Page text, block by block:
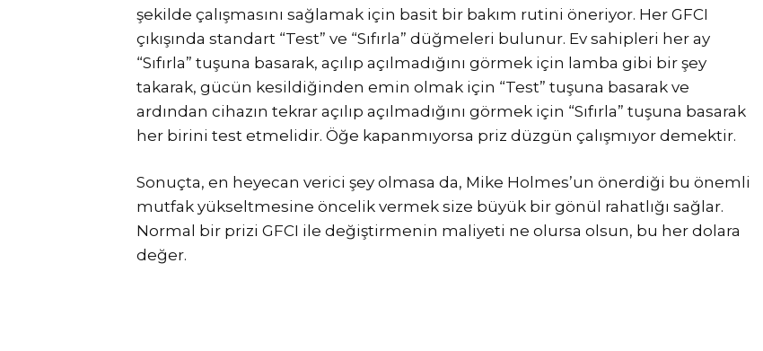
şekilde çalışmasını sağlamak için basit bir bakım rutini öneriyor. Her GFCI
çıkışında standart “Test” ve “Sıfırla” düğmeleri bulunur. Ev sahipleri her ay
“Sıfırla” tuşuna basarak, açılıp açılmadığını görmek için lamba gibi bir şey
takarak, gücün kesildiğinden emin olmak için “Test” tuşuna basarak ve
ardından cihazın tekrar açılıp açılmadığını görmek için “Sıfırla” tuşuna basarak
her birini test etmelidir. Öğe kapanmıyorsa priz düzgün çalışmıyor demektir.
Sonuçta, en heyecan verici şey olmasa da, Mike Holmes’un önerdiği bu önemli
mutfak yükseltmesine öncelik vermek size büyük bir gönül rahatlığı sağlar.
Normal bir prizi GFCI ile değiştirmenin maliyeti ne olursa olsun, bu her dolara
değer.